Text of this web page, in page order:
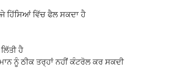
ਹਿੱਸਿਆਂ ਵਿੱਚ ਫੈਲ ਸਕਦਾ ਹੈ
ਹੈ
ਨੂੰ ਠੀਕ ਤਰ੍ਹਾਂ ਨਹੀਂ ਕੰਟਰੋਲ ਕਰ ਸਕਦੀ